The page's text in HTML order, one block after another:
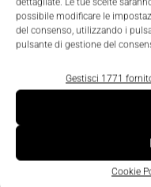
dettagliate. Le tue scelte
possibile modificare le
del consenso, utilizzando i
pulsante di gestione del
Gestisci 1771
Cookie
(anche in
unico progetto
Tutto questo è
Common Safety si